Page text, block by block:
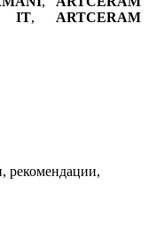
IT, ARTCERAM
рекомендации,